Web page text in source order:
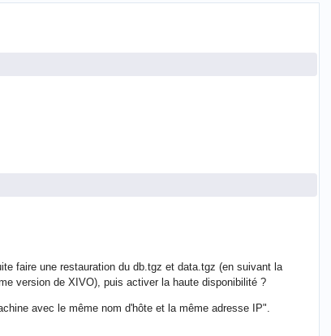
faire une restauration du db.tgz et data.tgz (en suivant la
version de XIVO), puis activer la haute disponibilité ?
avec le même nom d'hôte et la même adresse IP".